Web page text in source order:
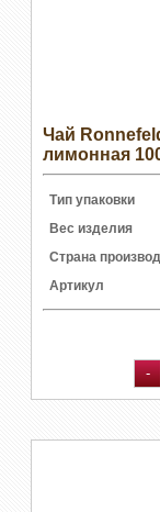
Чай
лимонная
Тип упаковки
Вес изделия
Страна
Артикул